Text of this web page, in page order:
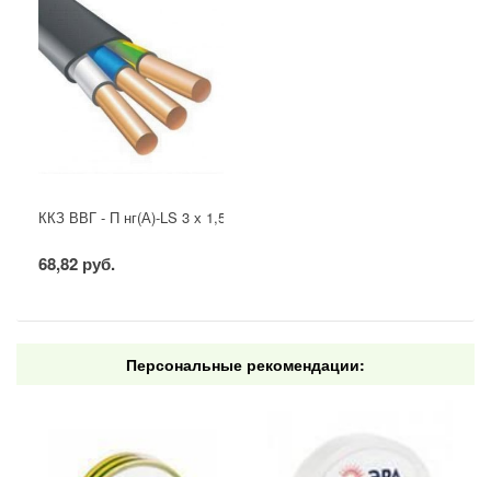
ККЗ ВВГ - П нг(А)-LS 3 х 1,5 ГОСТ
68,82 руб.
Персональные рекомендации: